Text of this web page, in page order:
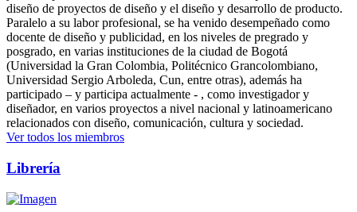
diseño de proyectos de diseño y el diseño y desarrollo de producto.
Paralelo a su labor profesional, se ha venido desempeñado como
docente de diseño y publicidad, en los niveles de pregrado y
posgrado, en varias instituciones de la ciudad de Bogotá
(Universidad la Gran Colombia, Politécnico Grancolombiano,
Universidad Sergio Arboleda, Cun, entre otras), además ha
participado – y participa actualmente - , como investigador y
diseñador, en varios proyectos a nivel nacional y latinoamericano
relacionados con diseño, comunicación, cultura y sociedad.
Ver todos los miembros
Librería